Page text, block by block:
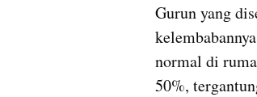
Gurun yang
normal di
50%,